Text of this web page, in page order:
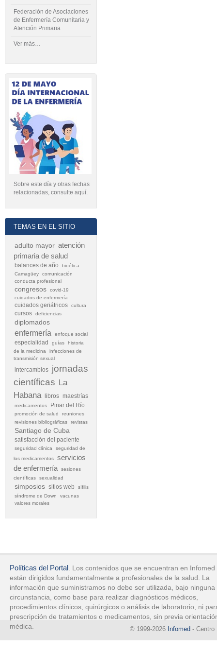
Federación de Asociaciones
de Enfermería Comunitaria y
Atención Primaria
Ver más…
Sobre este día y otras fechas
relacionadas, consulte aquí.
TEMAS EN EL SITIO
adulto mayor atención
primaria de salud
balances de año
bioética
Camagüey
comunicación
conducta profesional
congresos
covid-19
cuidados de enfermería
cuidados geriátricos cultura
cursos deficiencias
diplomados
enfermería enfoque social
especialidad guías
historia
de la medicina
infecciones de
transmisión sexual
intercambios jornadas
científicas La
Habana libros maestrías
medicamentos Pinar del Río
promoción de salud
reuniones
revisiones bibliográficas
revistas
Santiago de Cuba
satisfacción del paciente
seguridad clínica
seguridad de
los medicamentos
servicios
de enfermería
sesiones
científicas
sexualidad
simposios sitios web
sífilis
síndrome de Down
vacunas
valores morales
Políticas del Portal. Los contenidos que se encuentran en Infomed
están dirigidos fundamentalmente a profesionales de la salud. La
información que suministramos no debe ser utilizada, bajo ninguna
circunstancia, como base para realizar diagnósticos médicos,
procedimientos clínicos, quirúrgicos o análisis de laboratorio, ni
prescripción de tratamientos o medicamentos, sin previa
médica.
© 1999-2026 Infomed - Centro